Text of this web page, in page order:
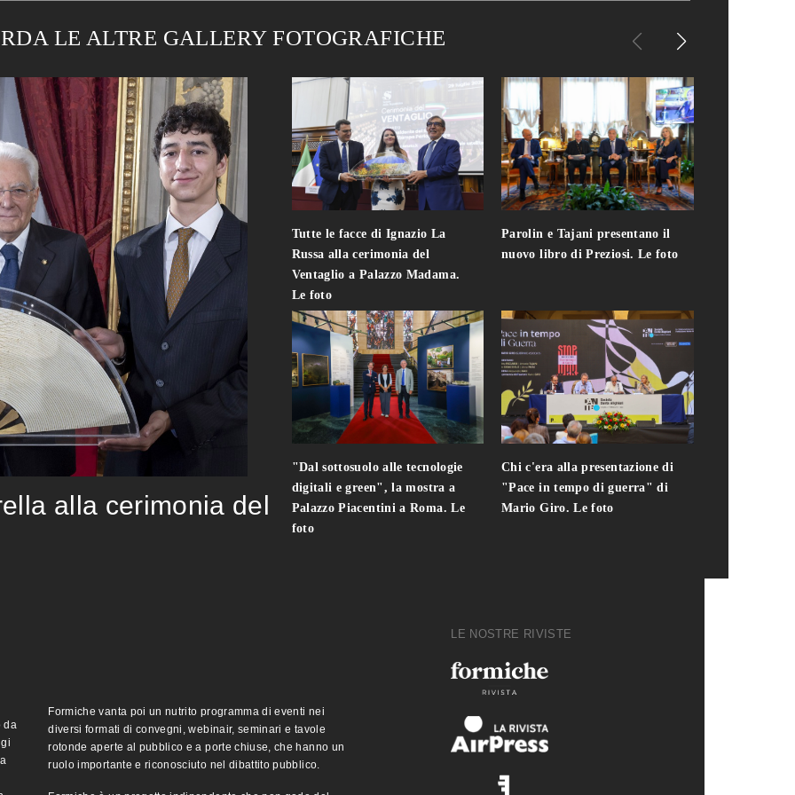
LE ALTRE GALLERY FOTOGRAFICHE
alla cerimonia del
Tutte le facce di Ignazio La
Russa alla cerimonia del
Ventaglio a Palazzo Madama.
Le foto
"Dal sottosuolo alle tecnologie
digitali e green", la mostra a
Palazzo Piacentini a Roma. Le
foto
Parolin e Tajani presentano il
nuovo libro di Preziosi. Le foto
Chi c'era alla presentazione di
"Pace in tempo di guerra" di
Mario Giro. Le foto
da
Formiche vanta poi un nutrito programma di eventi nei
diversi formati di convegni, webinair, seminari e tavole
rotonde aperte al pubblico e a porte chiuse, che hanno un
ruolo importante e riconosciuto nel dibattito pubblico.
LE NOSTRE RIVISTE